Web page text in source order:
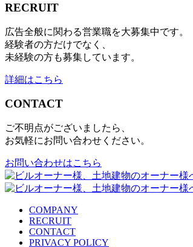
RECRUIT
広告全般に関わる営業職を大募集中です。
経験者の方だけでなく、
未経験の方も募集しています。
詳細はこちら
CONTACT
ご不明点がございましたら、
お気軽にお問い合わせください。
お問い合わせはこちら
COMPANY
RECRUIT
CONTACT
PRIVACY POLICY